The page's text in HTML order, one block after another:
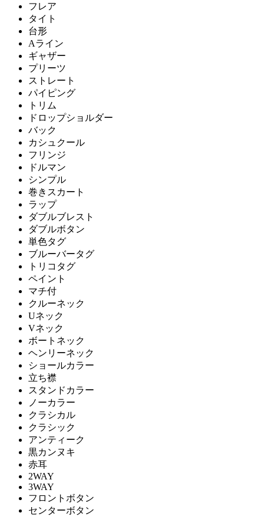
フレア
タイト
台形
Aライン
ギャザー
プリーツ
ストレート
パイピング
トリム
ドロップショルダー
バック
カシュクール
フリンジ
ドルマン
シンプル
巻きスカート
ラップ
ダブルブレスト
ダブルボタン
単色タグ
ブルーバータグ
トリコタグ
ペイント
マチ付
クルーネック
Uネック
Vネック
ボートネック
ヘンリーネック
ショールカラー
立ち襟
スタンドカラー
ノーカラー
クラシカル
クラシック
アンティーク
黒カンヌキ
赤耳
2WAY
3WAY
フロントボタン
センターボタン